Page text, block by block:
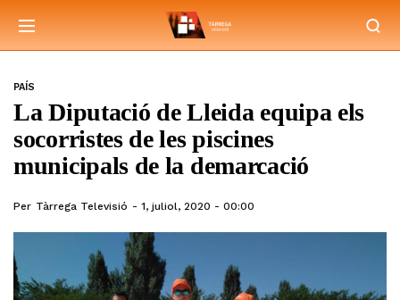
PAÍS
La Diputació de Lleida equipa els
socorristes de les piscines
municipals de la demarcació
Per Tàrrega Televisió 1, juliol, 2020 - 00:00